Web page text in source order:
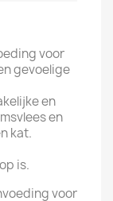
voor
gevoelige
en
en
kat.
is.
voor